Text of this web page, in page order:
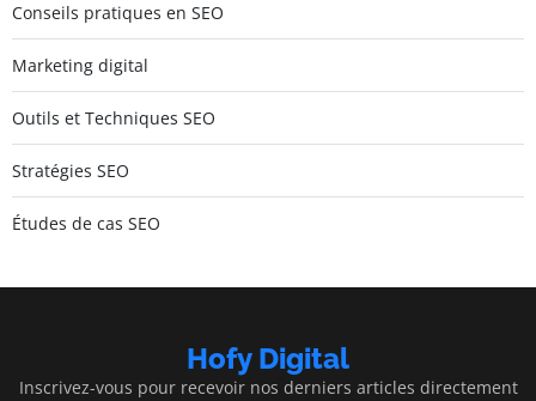
Conseils pratiques en SEO
Marketing digital
Outils et Techniques SEO
Stratégies SEO
Études de cas SEO
Hofy Digital
Inscrivez-vous pour recevoir nos derniers articles directement